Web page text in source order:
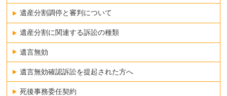
遺産分割調停と審判について
遺産分割に関連する訴訟の種類
遺言無効
遺言無効確認訴訟を提起された方へ
死後事務委任契約